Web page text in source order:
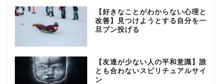
【好きなことがわからない心理と
改善】見つけようとする自分を一
旦ブン投げる
【友達が少ない人の平和意識】誰
とも合わないスピリチュアルサイ
ン